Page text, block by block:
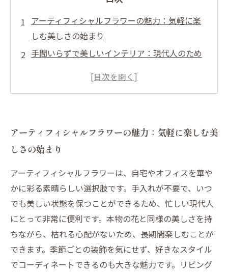
アーティフィシャルフラワーの魅力：気軽に楽
しむ美しさの始まり
手間いらずで美しいインテリア：現代人のため
季節を問わず楽しめるアーティフィシャルフラ
るコーディネート術
アーティフィシャルフラワーで彩るライフスタ
手入れ不要のアーティフィシャルフラワーがも
たらす時間の余裕
これからの生活にアーティフィシャルフラワー
を取り入れる理由
アーティフィシャルフラワーの魅力：気軽に楽しむ美
しさの始まり
アーティフィシャルフラワーは、自宅やオフィスを華や
かに彩る素晴らしい選択肢です。手入れが不要で、いつ
でも美しい状態を保つことができるため、忙しい現代人
にとって非常に便利です。本物の花と同様の美しさを持
ちながら、枯れる心配がないため、長期間楽しむことが
できます。季節ごとの装飾を気にせず、好きなスタイル
でコーディネートできるのも大きな魅力です。リビング